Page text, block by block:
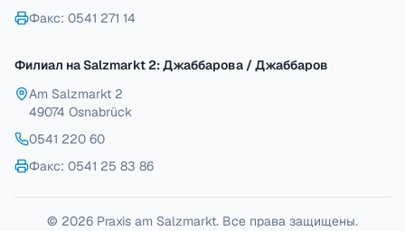
Факс: 0541 271 14
Филиал на Salzmarkt 2: Джаббарова / Джаббаров
Am Salzmarkt 2
49074 Osnabrück
0541 220 60
Факс: 0541 25 83 86
© 2026 Praxis am Salzmarkt. Все права защищены.